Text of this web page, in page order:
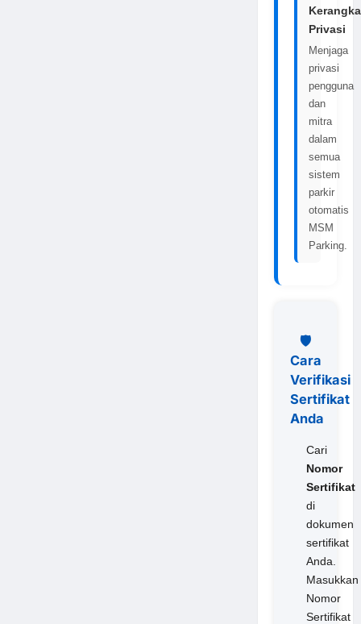
Kerangka
Privasi
Menjaga
privasi
pengguna
dan
mitra
dalam
semua
sistem
parkir
otomatis
MSM
Parking.
🛡️
Cara
Verifikasi
Sertifikat
Anda
Cari
Nomor
Sertifikat
di
dokumen
sertifikat
Anda.
Masukkan
Nomor
Sertifikat